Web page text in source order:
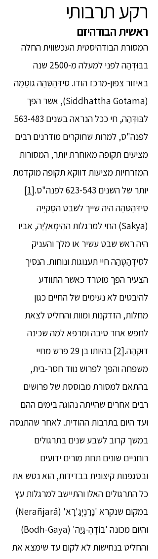
רקע תרבותי
ראשית הבודהיזם
המסורת הבודהיסטית העכשווית החלה
בבּוּדְּהַה לפני למעלה מ-2500 שנה
באיזור צפון-מרכז הודו. סִידְּהַטְּהַה גוֹטַמַה
(Siddhattha Gotama), אשר הפך
לבּוּדְּהַה, חי ככל הנראה בשנים 563-483
לפנה"ס, למרות שחוקרים מודרנים רבים
מציעים תקופה מאוחרת יותר, המסורות
המזרחיות מציעות דווקא תקופה מוקדמת
יותר של השנים 623-543 לפנה"ס.
[1]
סִידְּהַטְּהַה היה שייך לשבט הסַקְיַיה
(Sakya) החי למרגלות ההִימָאלַיַה, אביו
היה ראש שבט עשיר או מלך והעניק
לסִידְּהַטְּהַה חיי תענוגות ונוחות. הנסיך
הצעיר הפך מוטרד כאשר התוודע
להיבטים לא נעימים של החיים כגון
מחלות, הזדקנות ומוות והחליט לצאת
לחפש אחר סיבה ומרפא למה שכינה
דוּקְהַה.[2]
בהיותו בן 29 פרש מחיי
משפחה והפך לפרוש נווד חסר-בית,
בהתאם למסורת מבוססת של פרושים
רבים אחרים שהייתה נהוגה בימים ההם
ועד היום בתרבות ההודית. לאחר שהתנסה
במשך קרוב לשבע שנים בתרגולים
רוחניים שונים תחת מורים ידועים
ובסגפנות קיצונית בבדידות, הוא נטש את
כל התרגולים האלו והתיישב למרגלות עץ
במקום שנקרא 'נֶרַנְיְגַ'רָא' (Nerañjarā)
והיום מכונה 'בּוֹדְהְ-גַיַה' (Bodh-Gaya)
והחליט בנחישות לא לקום עד שימצא את